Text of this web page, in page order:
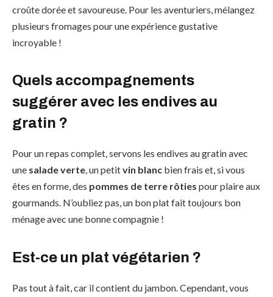
croûte dorée et savoureuse. Pour les aventuriers, mélangez
plusieurs fromages pour une expérience gustative
incroyable !
Quels accompagnements
suggérer avec les endives au
gratin ?
Pour un repas complet, servons les endives au gratin avec
une salade verte, un petitvin blanc bien frais et, si vous
êtes en forme, des pommes de terre rôties pour plaire aux
gourmands. N’oubliez pas, un bon plat fait toujours bon
ménage avec une bonne compagnie !
Est-ce un plat végétarien ?
Pas tout à fait, car il contient du jambon. Cependant, vous